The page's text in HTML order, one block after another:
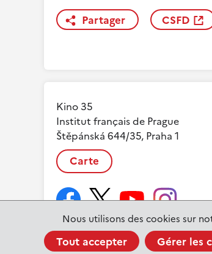
Nous utilisons des cookies sur
Tout accepter Gérer les
Partager CSFD
Kino 35
Institut français de Prague
Štěpánská 644/35, Praha 1
Carte
© 2023 Institut français de Prague |